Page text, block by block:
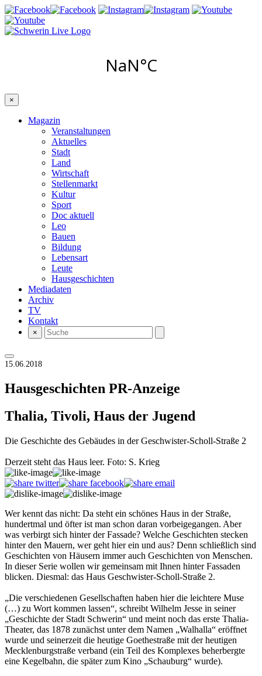
×
Magazin
Veranstaltungen
Aktuelles
Stadt
Land
Wirtschaft
Stellenmarkt
Kultur
Sport
Doc aktuell
Leo
Bauen
Bildung
Lebensart
Leute
Hausgeschichten
Mediadaten
Archiv
TV
Kontakt
×
15.06.2018
Hausgeschichten PR-Anzeige
Thalia, Tivoli, Haus der Jugend
Die Geschichte des Gebäudes in der Geschwister-Scholl-Straße 2
Derzeit steht das Haus leer. Foto: S. Krieg
Wer kennt das nicht: Da steht ein schönes Haus in der Straße,
hundertmal und öfter ist man schon daran vorbeigegangen. Aber
was verbirgt sich hinter der Fassade? Welche Geschichten stecken
hinter den Mauern, wer geht hier ein und aus? Denn schließlich sind
Geschichten von Häusern immer auch Geschichten von Menschen.
In dieser Serie wollen wir gemeinsam mit Ihnen hinter Fassaden
blicken. Diesmal: das Haus Geschwister-Scholl-Straße 2.
„Die verschiedenen Gesellschaften haben hier die leichtere Muse
(…) zu Wort kommen lassen“, schreibt Wilhelm Jesse in seiner
„Geschichte der Stadt Schwerin“ und meint noch das erste Thalia-
Theater, das 1878 zunächst unter dem Namen „Walhalla“ eröffnet
wurde und seinerzeit die heutige Goethestraße mit der heutigen
Mecklenburgstraße verband (ein Teil des Komplexes beherbergte
eine Kegelbahn, die später zum Kino „Schauburg“ wurde).